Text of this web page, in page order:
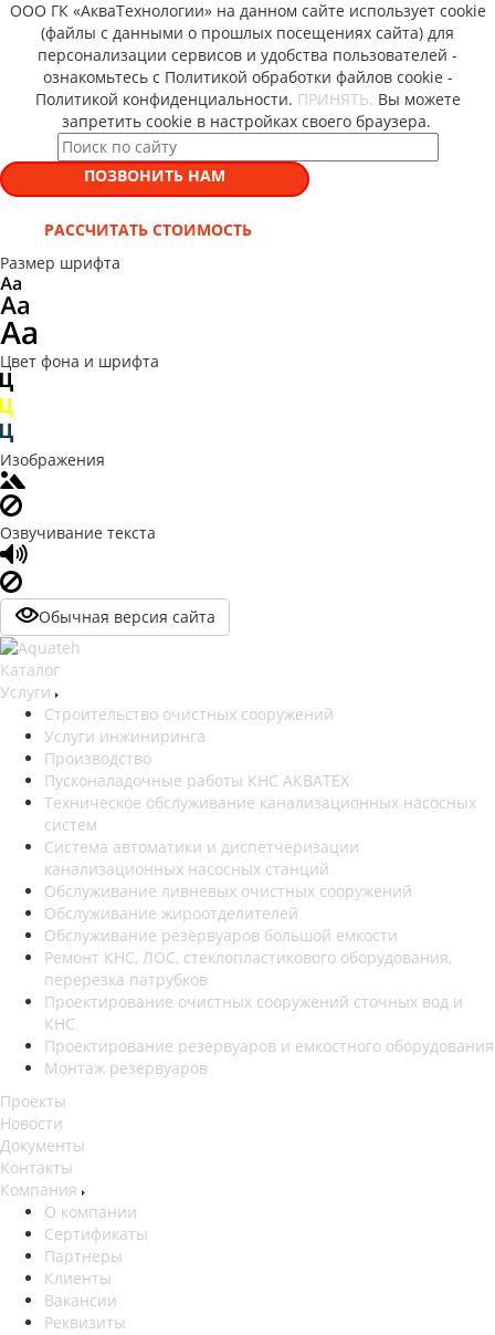
ООО ГК «АкваТехнологии» на данном сайте использует cookie
(файлы с данными о прошлых посещениях сайта) для
персонализации сервисов и удобства пользователей -
ознакомьтесь с Политикой обработки файлов cookie -
Политикой конфиденциальности. ПРИНЯТЬ. Вы можете
запретить cookie в настройках своего браузера.
ПОЗВОНИТЬ НАМ
РАССЧИТАТЬ СТОИМОСТЬ
Размер шрифта
Цвет фона и шрифта
Изображения
Озвучивание текста
Обычная версия сайта
Каталог
Услуги
Строительство очистных сооружений
Услуги инжиниринга
Производство
Пусконаладочные работы КНС АКВАТЕХ
Техническое обслуживание канализационных насосных
систем
Система автоматики и диспетчеризации
канализационных насосных станций
Обслуживание ливневых очистных сооружений
Обслуживание жироотделителей
Обслуживание резервуаров большой емкости
Ремонт КНС, ЛОС, стеклопластикового оборудования,
перерезка патрубков
Проектирование очистных сооружений сточных вод и
КНС
Проектирование резервуаров и емкостного оборудования
Монтаж резервуаров
Проекты
Новости
Документы
Контакты
Компания
О компании
Сертификаты
Партнеры
Клиенты
Вакансии
Реквизиты